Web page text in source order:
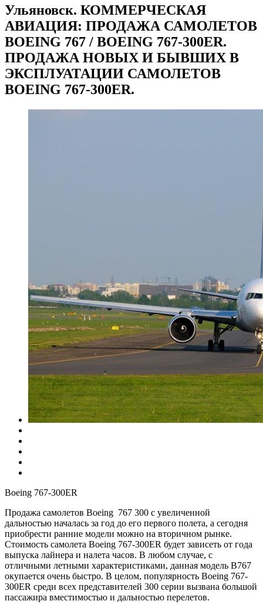
Ульяновск. КОММЕРЧЕСКАЯ
АВИАЦИЯ: ПРОДАЖА САМОЛЕТОВ
BOEING 767 / BOEING 767-300ER.
ПРОДАЖА НОВЫХ И БЫВШИХ В
ЭКСПЛУАТАЦИИ САМОЛЕТОВ
BOEING 767-300ER.
Boeing 767-300ER
Продажа самолетов Boeing 767 300 с увеличенной
дальностью началась за год до его первого полета, а сегодня
приобрести ранние модели можно на вторичном рынке.
Стоимость самолета Boeing 767-300ER будет зависеть от года
выпуска лайнера и налета часов. В любом случае, с
отличными летными характеристиками, данная модель B767
окупается очень быстро. В целом, популярность Boeing 767-
300ER среди всех представителей 300 серии вызвана большой
пассажира вместимостью и дальностью перелетов.